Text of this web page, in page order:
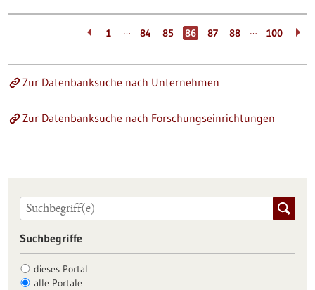
1 … 84 85 86 87 88 … 100
Zur Datenbanksuche nach Unternehmen
Zur Datenbanksuche nach Forschungseinrichtungen
Suchbegriffe
dieses Portal
alle Portale